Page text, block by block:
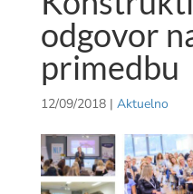
odgovor
primedbu
12/09/2018| Aktuelno